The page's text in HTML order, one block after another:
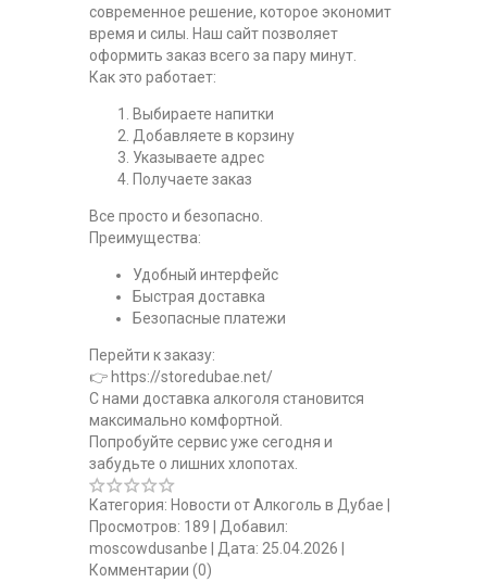
современное решение, которое экономит
время и силы. Наш сайт позволяет
оформить заказ всего за пару минут.
Как это работает:
Выбираете напитки
Добавляете в корзину
Указываете адрес
Получаете заказ
Все просто и безопасно.
Преимущества:
Удобный интерфейс
Быстрая доставка
Безопасные платежи
Перейти к заказу:
👉 https://storedubae.net/
С нами доставка алкоголя становится
максимально комфортной.
Попробуйте сервис уже сегодня и
забудьте о лишних хлопотах.
Категория: Новости от Алкоголь в Дубае
Просмотров: 189
Добавил:
moscowdusanbe
Дата: 25.04.2026
Комментарии (0)